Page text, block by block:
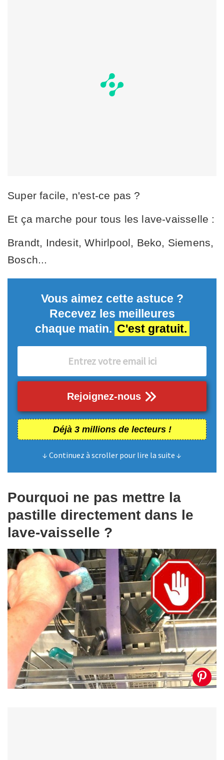
Super facile, n'est-ce pas ?
Et ça marche pour tous les lave-vaisselle :
Brandt, Indesit, Whirlpool, Beko, Siemens,
Bosch...
Vous aimez cette astuce ?
Recevez les meilleures
chaque matin. C'est gratuit.
Rejoignez-nous
Déjà 3 millions de lecteurs !
↓ Continuez à scroller pour lire la suite ↓
Pourquoi ne pas mettre la
pastille directement dans le
lave-vaisselle ?